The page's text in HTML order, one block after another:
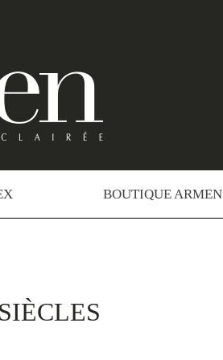
BOUTIQUE ARMEN